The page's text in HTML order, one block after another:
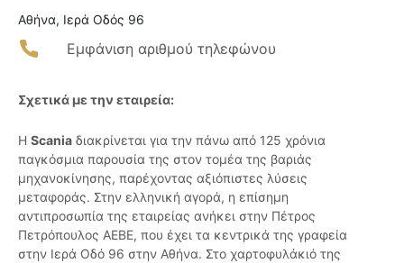
Αθήνα, Ιερά Οδός 96
Εμφάνιση αριθμού τηλεφώνου
Σχετικά με την εταιρεία:
Η Scania διακρίνεται για την πάνω από 125 χρόνια
παγκόσμια παρουσία της στον τομέα της βαριάς
μηχανοκίνησης, παρέχοντας αξιόπιστες λύσεις
μεταφοράς. Στην ελληνική αγορά, η επίσημη
αντιπροσωπία της εταιρείας ανήκει στην Πέτρος
Πετρόπουλος ΑΕΒΕ, που έχει τα κεντρικά της γραφεία
στην Ιερά Οδό 96 στην Αθήνα. Στο χαρτοφυλάκιό της